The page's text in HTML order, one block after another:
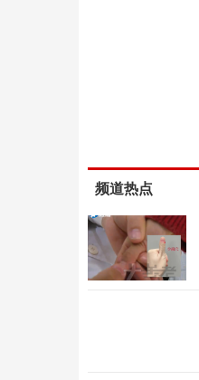
频道热点